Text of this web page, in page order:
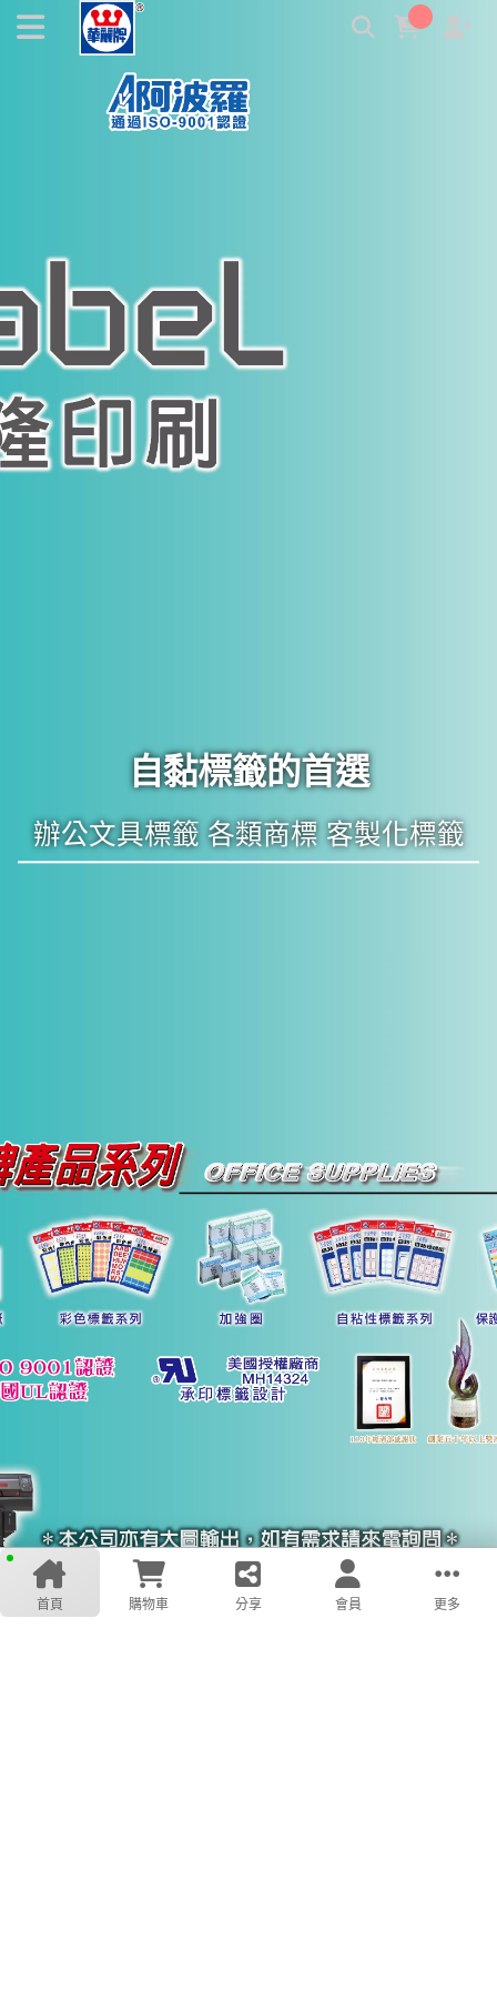
文隆印刷工業股份有限公司，各類商標貼紙印製
自黏標籤的首選
辦公文具標籤 各類商標 客製化標籤
首頁 購物車 分享 會員 更多
我的商品 LINE 搜尋 客服電話 回頂端